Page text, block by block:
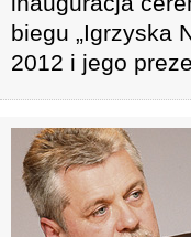
biegu „Igrzyska
2012 i jego